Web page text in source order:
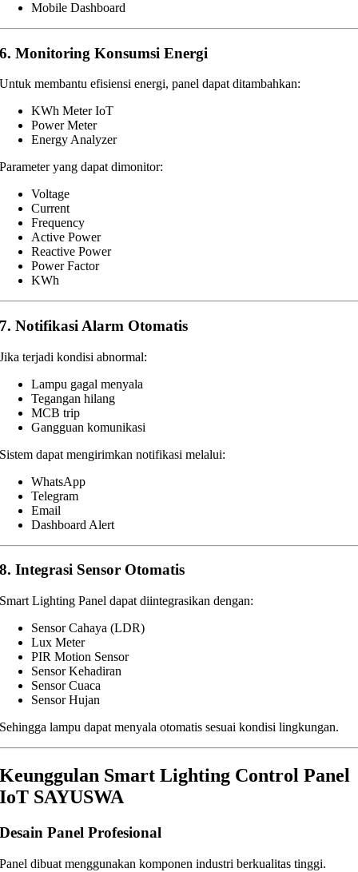
Mobile Dashboard
6. Monitoring Konsumsi Energi
Untuk membantu efisiensi energi, panel dapat ditambahkan:
KWh Meter IoT
Power Meter
Energy Analyzer
Parameter yang dapat dimonitor:
Voltage
Current
Frequency
Active Power
Reactive Power
Power Factor
KWh
7. Notifikasi Alarm Otomatis
Jika terjadi kondisi abnormal:
Lampu gagal menyala
Tegangan hilang
MCB trip
Gangguan komunikasi
Sistem dapat mengirimkan notifikasi melalui:
WhatsApp
Telegram
Email
Dashboard Alert
8. Integrasi Sensor Otomatis
Smart Lighting Panel dapat diintegrasikan dengan:
Sensor Cahaya (LDR)
Lux Meter
PIR Motion Sensor
Sensor Kehadiran
Sensor Cuaca
Sensor Hujan
Sehingga lampu dapat menyala otomatis sesuai kondisi lingkungan.
Keunggulan Smart Lighting Control Panel
IoT SAYUSWA
Desain Panel Profesional
Panel dibuat menggunakan komponen industri berkualitas tinggi.